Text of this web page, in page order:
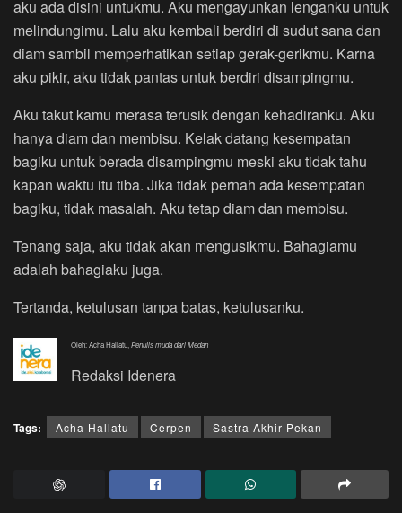
aku ada disini untukmu. Aku mengayunkan lenganku untuk
melindungimu. Lalu aku kembali berdiri di sudut sana dan
diam sambil memperhatikan setiap gerak-gerikmu. Karna
aku pikir, aku tidak pantas untuk berdiri disampingmu.
Aku takut kamu merasa terusik dengan kehadiranku. Aku
hanya diam dan membisu. Kelak datang kesempatan
bagiku untuk berada disampingmu meski aku tidak tahu
kapan waktu itu tiba. Jika tidak pernah ada kesempatan
bagiku, tidak masalah. Aku tetap diam dan membisu.
Tenang saja, aku tidak akan mengusikmu. Bahagiamu
adalah bahagiaku juga.
Tertanda, ketulusan tanpa batas, ketulusanku.
Oleh: Acha Hallatu,Penulis muda dari Medan
Redaksi Idenera
Tags: Acha Hallatu Cerpen Sastra Akhir Pekan